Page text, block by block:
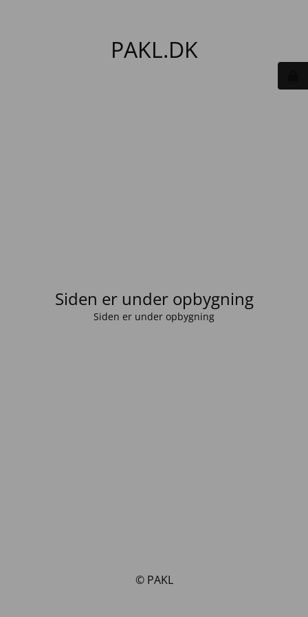
PAKL.DK
Siden er under opbygning
Siden er under opbygning
© PAKL